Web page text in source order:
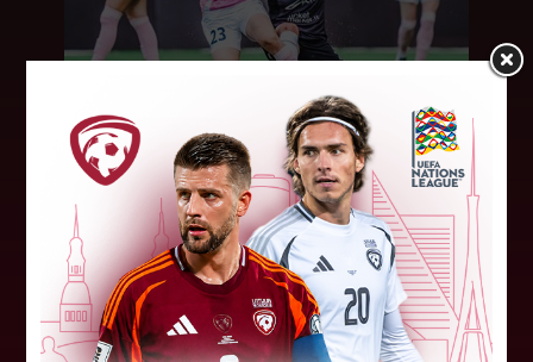
"Riga FC Women" beidz
vēsturisko eirokausu sezonu
Latvijas klubs "Riga FC Women" sestdien UEFA
Čempionu līgas kvalifikācijas otrajā kārtā ar 1:4
piekāpās Lietuvas "Gintra". Ar šo spēli Latvijas
klubam beidzās eirokausu...
08. augusts 2026.